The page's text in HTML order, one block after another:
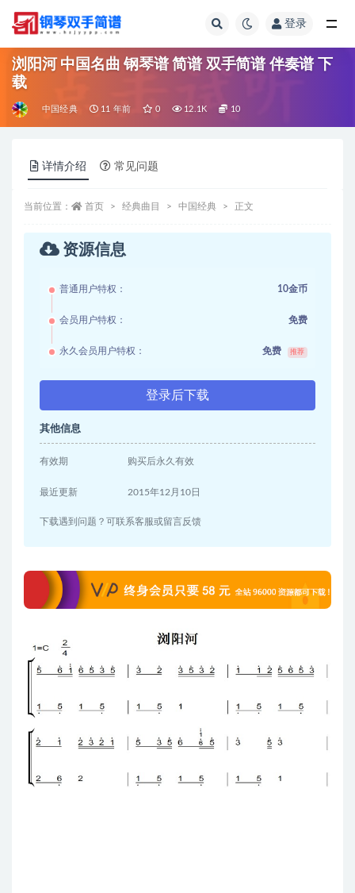
登录
浏阳河 中国名曲 钢琴谱 简谱 双手简谱 伴奏谱 下
载
中国经典 11 年前 0 12.1K 10
详情介绍 常见问题
当前位置： 首页 经典曲目 中国经典 正文
资源信息
普通用户特权： 10金币
会员用户特权： 免费
永久会员用户特权： 免费 推荐
登录后下载
其他信息
有效期 购买后永久有效
最近更新 2015年12月10日
下载遇到问题？可联系客服或留言反馈